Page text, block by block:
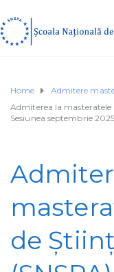
Home
Admitere
Admiterea la masteratele
Sesiunea septembrie 2025
de